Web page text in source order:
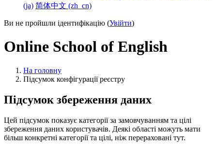
‎(ja)‎ 简体中文 ‎(zh_cn)‎
Ви не пройшли ідентифікацію (Увійти)
Online School of English
На головну
Підсумок конфігурації реєстру
Підсумок збереження даних
Цей підсумок показує категорії за замовчуванням та цілі
збереження даних користувачів. Деякі області можуть мати
більш конкретні категорії та цілі, ніж перераховані тут.